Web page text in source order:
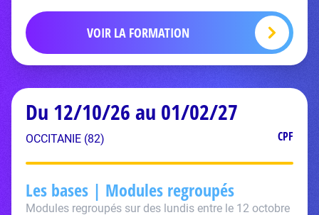
VOIR LA FORMATION
Du 12/10/26 au 01/02/27
OCCITANIE (82) CPF
Les bases | Modules regroupés
Modules regroupés sur des lundis entre le 12 octobre